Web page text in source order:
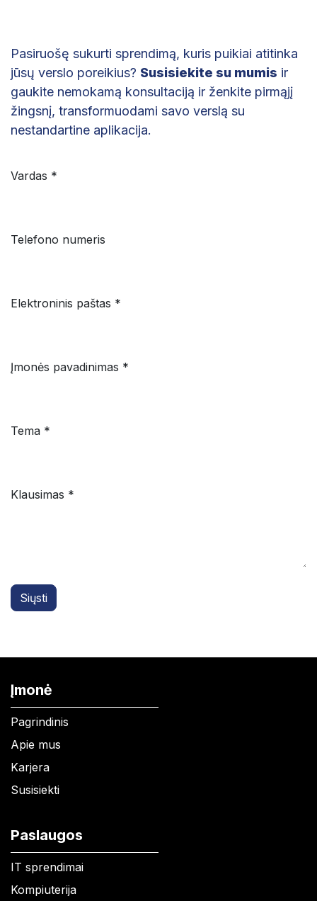
Pasiruošę sukurti sprendimą, kuris puikiai atitinka
jūsų verslo poreikius? ​ Susisiekite su mumis ir
gaukite nemokamą konsultaciją ir ženkite pirmąjį
žingsnį, transformuodami savo verslą su
nestandartine aplikacija.
Vardas *
Telefono numeris
Elektroninis paštas *
Įmonės pavadinimas *
Tema *
Klausimas *
Siųsti
Įmonė
Pagrindinis
Apie mus
Karjera
Susisiekti
Paslaugos
IT sprendimai
Kompiuterija